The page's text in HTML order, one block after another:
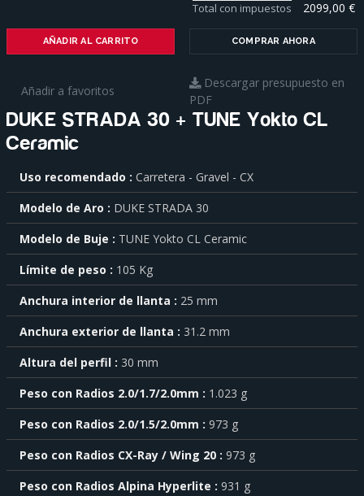
Total con impuestos 2099,00 €
AÑADIR AL CARRITO COMPRAR AHORA
Añadir a favoritos
Descargar presupuesto en
PDF
DUKE STRADA 30 + TUNE Yokto CL
Ceramic
saber
más
sobre
cada
característica
haga
click
sobre
símbolo
.
También
mostrar
toda
información.
Uso recomendado
Carretera - Gravel - CX
Modelo de Aro
DUKE STRADA 30
Modelo de Buje
TUNE Yokto CL Ceramic
Límite de peso
105 Kg
Anchura interior de llanta
25 mm
Anchura exterior de llanta
31.2 mm
Altura del perfil
30 mm
Peso con Radios 2.0/1.7/2.0mm
1.023 g
Peso con Radios 2.0/1.5/2.0mm
973 g
Peso con Radios CX-Ray / Wing 20
973 g
Peso con Radios Alpina Hyperlite
931 g